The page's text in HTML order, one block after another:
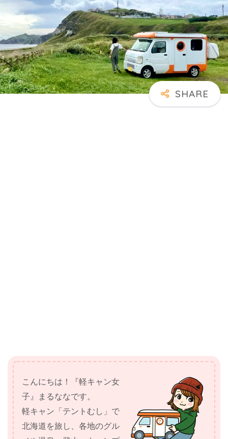
こんにちは！『軽キャン女
子』まるななです。
軽キャン「テントむし」で
北海道を旅し、各地のグル